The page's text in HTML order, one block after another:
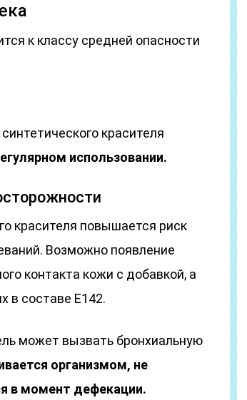
к классу средней опасности
красителя
использовании.
красителя повышается риск
Возможно появление
контакта кожи с добавкой, а
в составе Е142.
может вызвать бронхиальную
организмом, не
в момент дефекации.